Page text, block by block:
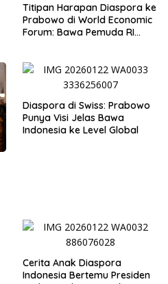
Titipan Harapan Diaspora ke
Prabowo di World Economic
Forum: Bawa Pemuda RI
Diaspora di Swiss: Prabowo
Punya Visi Jelas Bawa
Indonesia ke Level Global
Cerita Anak Diaspora
Indonesia Bertemu Presiden